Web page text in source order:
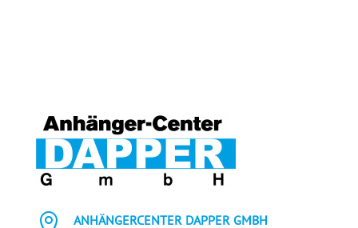
ANHÄNGERCENTER DAPPER GMBH